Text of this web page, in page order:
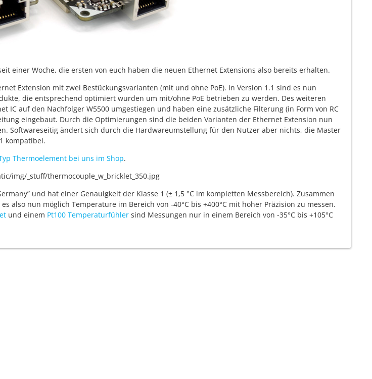
einer Woche, die ersten von euch haben die neuen Ethernet Extensions also bereits erhalten.
Extension mit zwei Bestückungsvarianten (mit und ohne PoE). In Version 1.1 sind es nun
die entsprechend optimiert wurden um mit/ohne PoE betrieben zu werden. Des weiteren
IC auf den Nachfolger W5500 umgestiegen und haben eine zusätzliche Filterung (in Form von RC
eingebaut. Durch die Optimierungen sind die beiden Varianten der Ethernet Extension nun
Softwareseitig ändert sich durch die Hardwareumstellung für den Nutzer aber nichts, die Master
kompatibel.
Thermoelement bei uns im Shop.
und hat einer Genauigkeit der Klasse 1 (± 1,5 °C im kompletten Messbereich). Zusammen
es also nun möglich Temperature im Bereich von -40°C bis +400°C mit hoher Präzision zu messen.
und einem Pt100 Temperaturfühler sind Messungen nur in einem Bereich von -35°C bis +105°C